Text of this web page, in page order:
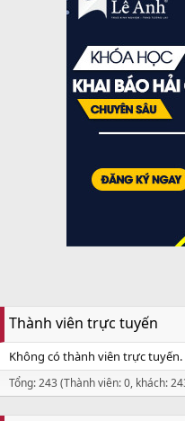
Thành viên trực tuyến
Không có thành viên trực tuyến.
Tổng: 243 (Thành viên: 0, khách: